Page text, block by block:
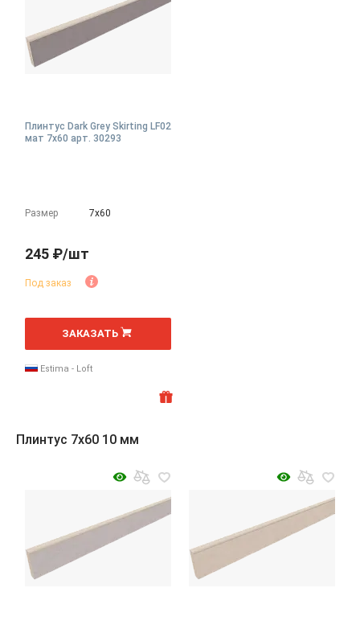
Плинтус Dark Grey Skirting LF02
мат 7x60 арт. 30293
Размер 7х60
245 ₽/шт
Под заказ
ЗАКАЗАТЬ
Estima - Loft
Плинтус 7x60 10 мм